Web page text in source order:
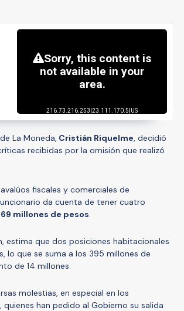
La Moneda, Cristián Riquelme, decidió
recibidas por la omisión que realizó
fiscales y comerciales de
da cuenta de tener cuatro
millones de pesos.
estima que dos posiciones habitacionales
lo que se suma a los 395 millones de
de 14 millones.
molestias, en especial en los
han pedido al Gobierno su salida